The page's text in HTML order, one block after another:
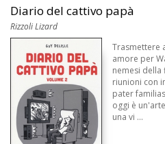
Diario del cattivo papà
Rizzoli Lizard
Trasmettere
amore per
nemesi
riunioni con
pater
oggi è
una vi ...